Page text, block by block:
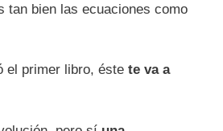
tan bien las ecuaciones como
el primer libro, éste te va a